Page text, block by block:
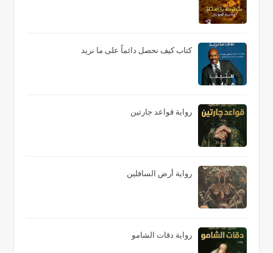
كتاب كيف نحصل دائماً على ما نريد
رواية قواعد جارتين
رواية أرض السافلين
رواية دقات الشامو